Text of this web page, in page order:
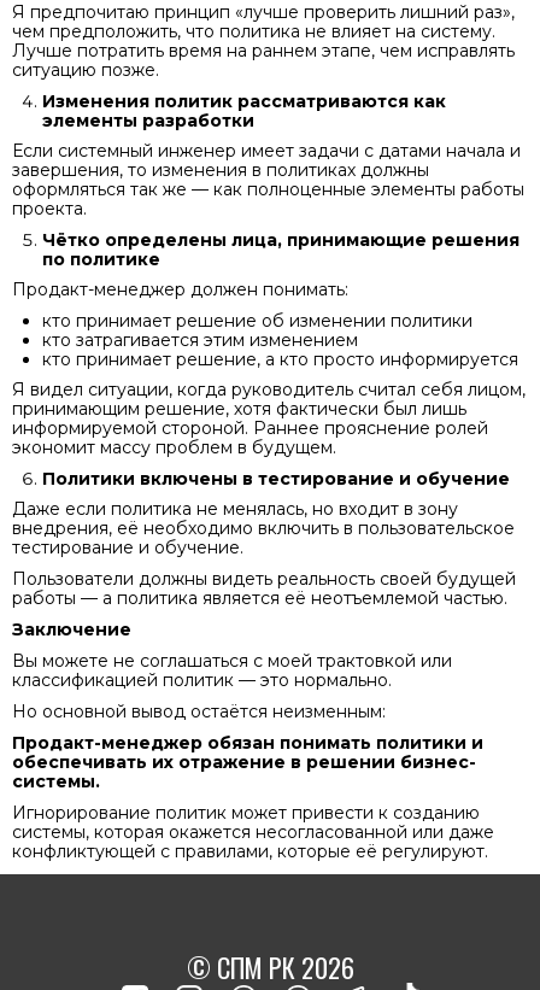
Я предпочитаю принцип «лучше проверить лишний раз»,
чем предположить, что политика не влияет на систему.
Лучше потратить время на раннем этапе, чем исправлять
ситуацию позже.
Изменения политик рассматриваются как
элементы разработки
Если системный инженер имеет задачи с датами начала и
завершения, то изменения в политиках должны
оформляться так же — как полноценные элементы работы
проекта.
Чётко определены лица, принимающие решения
по политике
Продакт-менеджер должен понимать:
кто принимает решение об изменении политики
кто затрагивается этим изменением
кто принимает решение, а кто просто информируется
Я видел ситуации, когда руководитель считал себя лицом,
принимающим решение, хотя фактически был лишь
информируемой стороной. Раннее прояснение ролей
экономит массу проблем в будущем.
Политики включены в тестирование и обучение
Даже если политика не менялась, но входит в зону
внедрения, её необходимо включить в пользовательское
тестирование и обучение.
Пользователи должны видеть реальность своей будущей
работы — а политика является её неотъемлемой частью.
Заключение
Вы можете не соглашаться с моей трактовкой или
классификацией политик — это нормально.
Но основной вывод остаётся неизменным:
Продакт-менеджер обязан понимать политики и
обеспечивать их отражение в решении бизнес-
системы.
Игнорирование политик может привести к созданию
системы, которая окажется несогласованной или даже
конфликтующей с правилами, которые её регулируют.
© СПМ РК 2026